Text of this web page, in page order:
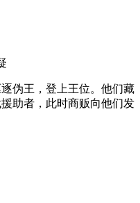
伪王，登上王位。他们藏
助者，此时商贩向他们发